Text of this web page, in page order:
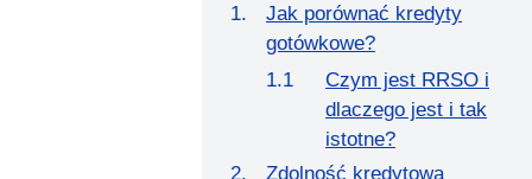
Jak porównać kredyty
gotówkowe?
Czym jest RRSO i
dlaczego jest i tak
istotne?
Zdolność kredytowa